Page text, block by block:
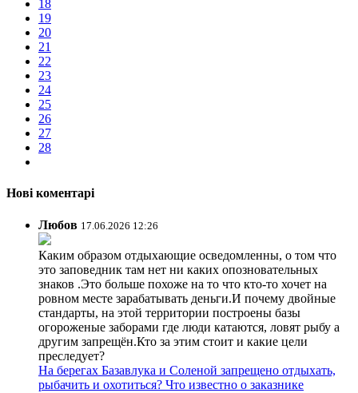
18
19
20
21
22
23
24
25
26
27
28
Нові коментарі
Любов 17.06.2026 12:26
Каким образом отдыхающие осведомленны, о том что
это заповедник там нет ни каких опозновательных
знаков .Это больше похоже на то что кто-то хочет на
ровном месте зарабатывать деньги.И почему двойные
стандарты, на этой территории построены базы
огороженые заборами где люди катаются, ловят рыбу а
другим запрещён.Кто за этим стоит и какие цели
преследует?
На берегах Базавлука и Соленой запрещено отдыхать,
рыбачить и охотиться? Что известно о заказнике